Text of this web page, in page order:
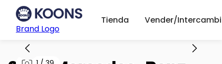
Brand Logo
Tienda Vender/